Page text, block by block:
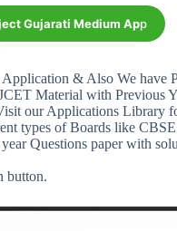
Gujarati Medium App
& Also We have
Material with Previous
our Applications Library
types of Boards like
Questions paper with
button.